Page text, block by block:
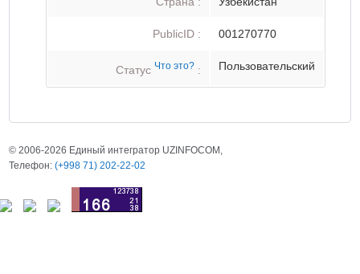
PublicID : 001270770
Статус Что это? : Пользовательский
© 2006-2026 Единый интегратор UZINFOCOM,
Телефон:(+998 71) 202-22-02